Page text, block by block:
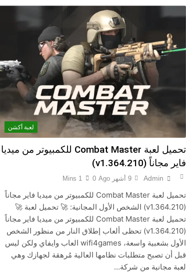
لعبة أكشن
تحميل لعبة Combat Master للكمبيوتر من ميديا
فاير مجاناً (v1.364.210)
Admin 9 أشهر Ago 0
1 Mins
تحميل لعبة Combat Master للكمبيوتر من ميديا فاير مجاناً
(v1.364.210) الشخص الأول المجانية: 🚀 تحميل لعبة 🚀
تحميل لعبة Combat Master للكمبيوتر من ميديا فاير مجاناً
(v1.364.210) تحظى ألعاب إطلاق النار من منظور الشخص
الأول بشعبية واسعة، wifi4games العاب وايفاي ولكن ليس
قبل أن تصبح متطلبات نظامها العالية مُرهقة لجهازك وهي
لعبة مجانية من شركة…